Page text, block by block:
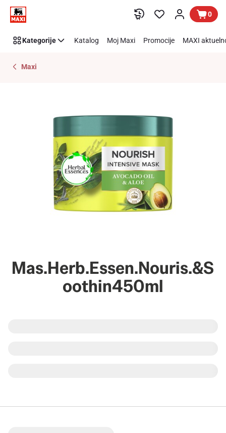
Preskoči link 0
Kategorije Katalog Moj Maxi Promocije MAXI
Maxi
Mas.Herb.Essen.Nouris.&S
oothin450ml